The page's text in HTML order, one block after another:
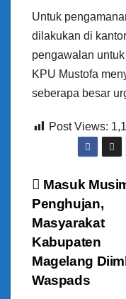
Untuk
dilakukan di
pengawalan
KPU Mustofa
seberapa besar
Post Views:
N
a
v
i
Masuk
Penghujan,
Masyarakat
Kabupaten
Magelang
Waspads